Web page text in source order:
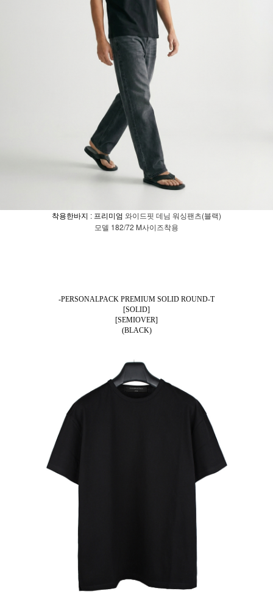
착용한바지 : 프리미엄 와이드핏 데님 워싱팬츠(블랙)
모델 182/72 M사이즈착용
-PERSONALPACK PREMIUM SOLID ROUND-T
[SOLID]
[SEMIOVER]
(BLACK)